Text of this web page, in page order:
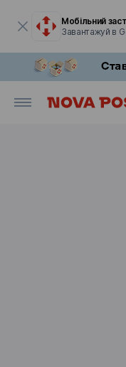
Мобільний
Завантажуй в